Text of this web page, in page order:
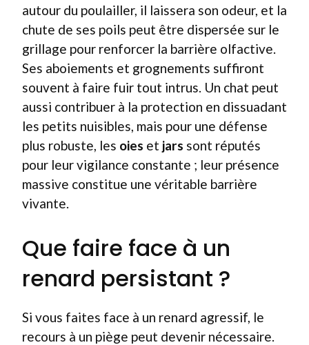
autour du poulailler, il laissera son odeur, et la
chute de ses poils peut être dispersée sur le
grillage pour renforcer la barrière olfactive.
Ses aboiements et grognements suffiront
souvent à faire fuir tout intrus. Un chat peut
aussi contribuer à la protection en dissuadant
les petits nuisibles, mais pour une défense
plus robuste, les oies et jars sont réputés
pour leur vigilance constante ; leur présence
massive constitue une véritable barrière
vivante.
Que faire face à un
renard persistant ?
Si vous faites face à un renard agressif, le
recours à un piège peut devenir nécessaire.